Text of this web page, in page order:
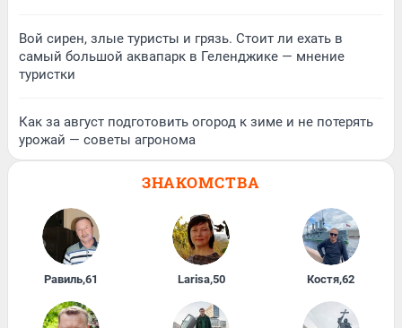
Вой сирен, злые туристы и грязь. Стоит ли ехать в
самый большой аквапарк в Геленджике — мнение
туристки
Как за август подготовить огород к зиме и не потерять
урожай — советы агронома
ЗНАКОМСТВА
Равиль,61 Larisa,50 Костя,62